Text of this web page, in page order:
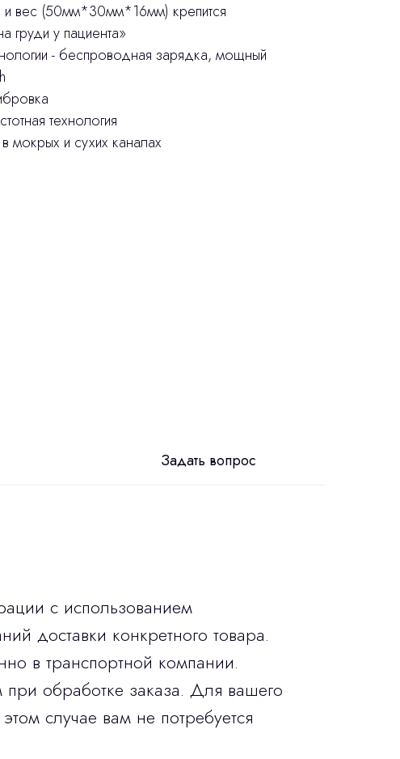
и вес (50мм*30мм*16мм) крепится
груди у пациента»
- беспроводная зарядка, мощный
технология
мокрых и сухих каналах
Задать вопрос
с использованием
доставки конкретного товара.
в транспортной компании.
обработке заказа. Для вашего
случае вам не потребуется